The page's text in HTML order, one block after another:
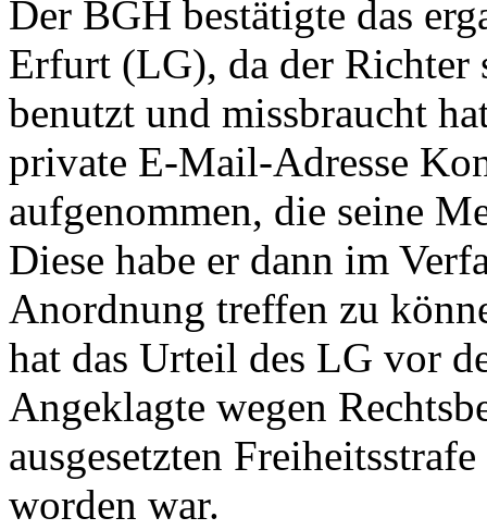
Der BGH bestätigte das
Erfurt (LG), da der Richter
benutzt und missbraucht
private E-Mail-Adresse
aufgenommen, die seine
Diese habe er dann im
Anordnung treffen zu
hat das Urteil des LG vor
Angeklagte wegen
ausgesetzten
worden war.